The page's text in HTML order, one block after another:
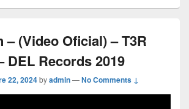
– (Video Oficial) – T3R
DEL Records 2019
22, 2024byadmin—No Comments ↓